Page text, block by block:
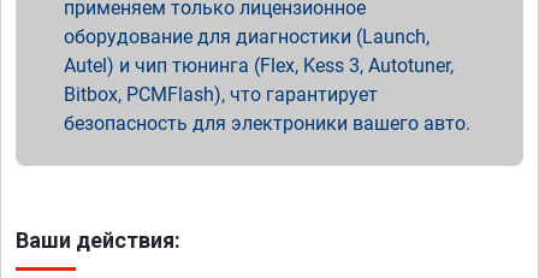
применяем только лицензионное
оборудование для диагностики (Launch,
Autel) и чип тюнинга (Flex, Kess 3, Autotuner,
Bitbox, PCMFlash), что гарантирует
безопасность для электроники вашего авто.
Ваши действия: